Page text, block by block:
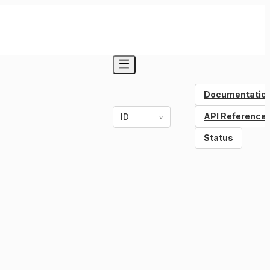
API Reference
Status
ID v